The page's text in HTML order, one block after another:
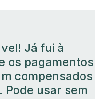
Já fui à
os pagamentos
compensados
Pode usar sem